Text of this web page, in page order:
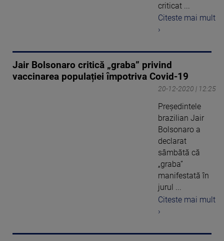
criticat ...
Citeste mai mult
›
Jair Bolsonaro critică „graba” privind
vaccinarea populației împotriva Covid-19
20-12-2020 | 12:25
Preşedintele
brazilian Jair
Bolsonaro a
declarat
sâmbătă că
„graba”
manifestată în
jurul ...
Citeste mai mult
›